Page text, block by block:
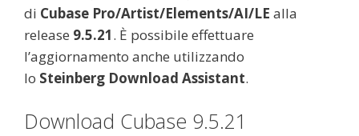
di Cubase Pro/Artist/Elements/AI/LE alla
release 9.5.21. È possibile effettuare
l’aggiornamento anche utilizzando
lo Steinberg Download Assistant.
Download Cubase 9.5.21